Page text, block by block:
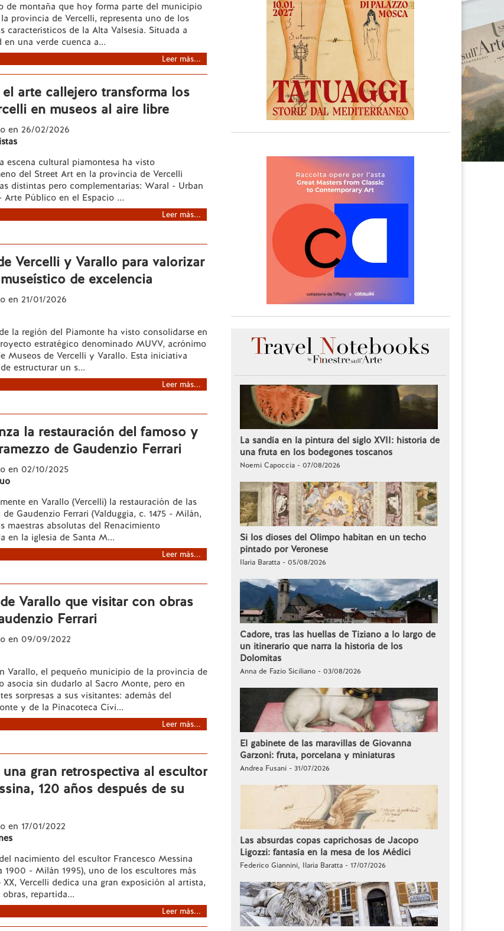
de montaña que hoy forma parte del municipio
provincia de Vercelli, representa uno de los
característicos de la Alta Valsesia. Situada a
en una verde cuenca a...
Leer más...
arte callejero transforma los
en museos al aire libre
en 26/02/2026
escena cultural piamontesa ha visto
del Street Art en la provincia de Vercelli
distintas pero complementarias: Waral - Urban
Público en el Espacio ...
Leer más...
Vercelli y Varallo para valorizar
de excelencia
en 21/01/2026
la región del Piamonte ha visto consolidarse en
estratégico denominado MUVV, acrónimo
Museos de Vercelli y Varallo. Esta iniciativa
estructurar un s...
Leer más...
la restauración del famoso y
de Gaudenzio Ferrari
en 02/10/2025
en Varallo (Vercelli) la restauración de las
Gaudenzio Ferrari (Valduggia, c. 1475 - Milán,
maestras absolutas del Renacimiento
en la iglesia de Santa M...
Leer más...
Varallo que visitar con obras
Ferrari
en 09/09/2022
Varallo, el pequeño municipio de la provincia de
asocia sin dudarlo al Sacro Monte, pero en
sorpresas a sus visitantes: además del
y de la Pinacoteca Cívi...
Leer más...
gran retrospectiva al escultor
120 años después de su
en 17/01/2022
nacimiento del escultor Francesco Messina
1900 - Milán 1995), uno de los escultores más
Vercelli dedica una gran exposición al artista,
repartida...
Leer más...
La sandía en la pintura del siglo XVII: historia de
una fruta en los bodegones toscanos
Noemi Capoccia - 07/08/2026
Si los dioses del Olimpo habitan en un techo
pintado por Veronese
Ilaria Baratta - 05/08/2026
Cadore, tras las huellas de Tiziano a lo largo de
un itinerario que narra la historia de los
Dolomitas
Anna de Fazio Siciliano - 03/08/2026
El gabinete de las maravillas de Giovanna
Garzoni: fruta, porcelana y miniaturas
Andrea Fusani - 31/07/2026
Las absurdas copas caprichosas de Jacopo
Ligozzi: fantasía en la mesa de los Médici
Federico Giannini, Ilaria Baratta - 17/07/2026